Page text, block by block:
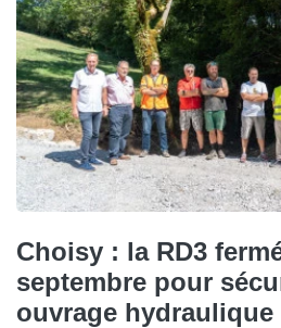
Choisy : la RD3
septembre pour
ouvrage hydraulique